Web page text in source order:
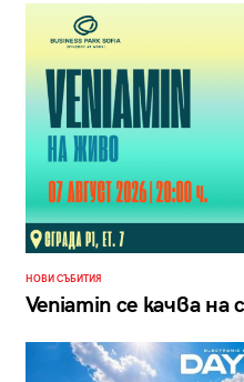
НОВИ СЪБИТИЯ
Veniamin се качва на